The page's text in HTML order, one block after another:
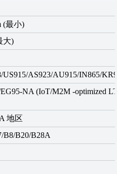
(最小)
大)
US915/AS923/AU915/IN865/
NA (IoT/M2M -optimized
地区
B8/B20/B28A